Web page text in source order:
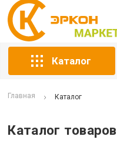
Каталог
Главная Каталог
Каталог товаров